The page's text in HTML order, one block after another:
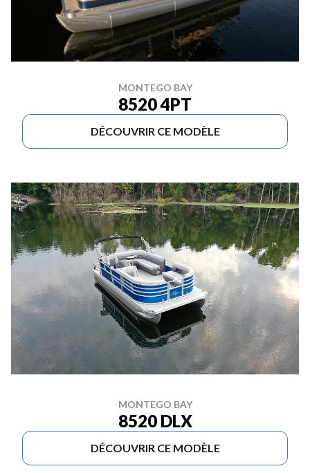
MONTEGO BAY
8520 4PT
DÉCOUVRIR CE MODÈLE
MONTEGO BAY
8520 DLX
DÉCOUVRIR CE MODÈLE